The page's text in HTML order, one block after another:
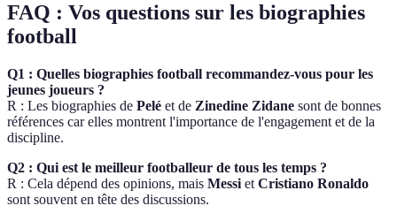
FAQ : Vos questions sur les biographies
football
Q1 : Quelles biographies football recommandez-vous pour les
jeunes joueurs ?
R : Les biographies de Pelé et de Zinedine Zidane sont de bonnes
références car elles montrent l'importance de l'engagement et de la
discipline.
Q2 : Qui est le meilleur footballeur de tous les temps ?
R : Cela dépend des opinions, mais Messi et Cristiano Ronaldo
sont souvent en tête des discussions.